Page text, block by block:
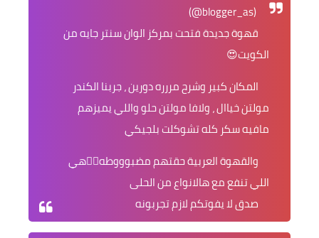
(blogger_as@)
قهوة جديدة فتحت بمركز الوان سنتر جايه من
الكويت😍
المكان كبير وشرح مررره دورين ، جربنا الكندر
مولتن خياال ، ولافا مولتن حلو واللي يميزهم
مافيه سكر كله تشوكلت بلجيكي
والقهوة العربية حقتهم مضبوووطه👌🏾هي
اللي تنفع مع هالانواع من الحلى
صدق لا يفوتكم لازم تجربونه